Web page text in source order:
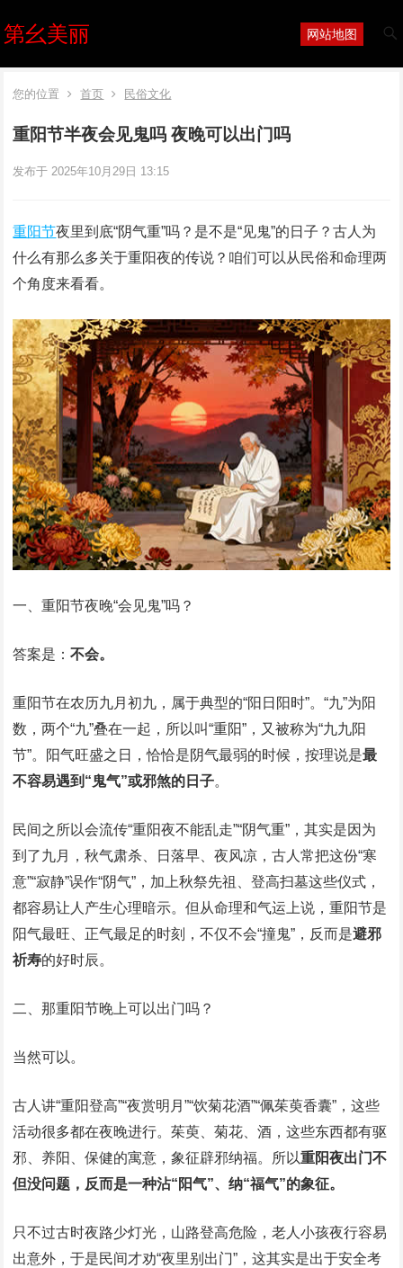
第幺美丽 网站地图
您的位置 首页 民俗文化
重阳节半夜会见鬼吗 夜晚可以出门吗
发布于 2025年10月29日 13:15
重阳节夜里到底“阴气重”吗？是不是“见鬼”的日子？古人为
什么有那么多关于重阳夜的传说？咱们可以从民俗和命理两
个角度来看看。
一、重阳节夜晚“会见鬼”吗？
答案是：不会。
重阳节在农历九月初九，属于典型的“阳日阳时”。“九”为阳
数，两个“九”叠在一起，所以叫“重阳”，又被称为“九九阳
节”。阳气旺盛之日，恰恰是阴气最弱的时候，按理说是最
不容易遇到“鬼气”或邪煞的日子。
民间之所以会流传“重阳夜不能乱走”“阴气重”，其实是因为
到了九月，秋气肃杀、日落早、夜风凉，古人常把这份“寒
意”“寂静”误作“阴气”，加上秋祭先祖、登高扫墓这些仪式，
都容易让人产生心理暗示。但从命理和气运上说，重阳节是
阳气最旺、正气最足的时刻，不仅不会“撞鬼”，反而是避邪
祈寿的好时辰。
二、那重阳节晚上可以出门吗？
当然可以。
古人讲“重阳登高”“夜赏明月”“饮菊花酒”“佩茱萸香囊”，这些
活动很多都在夜晚进行。茱萸、菊花、酒，这些东西都有驱
邪、养阳、保健的寓意，象征辟邪纳福。所以重阳夜出门不
但没问题，反而是一种沾“阳气”、纳“福气”的象征。
只不过古时夜路少灯光，山路登高危险，老人小孩夜行容易
出意外，于是民间才劝“夜里别出门”，这其实是出于安全考